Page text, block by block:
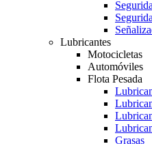
Lubricantes
Motocicletas
Automóviles
Flota Pesada
Grasas